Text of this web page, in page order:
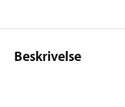
Beskrivelse